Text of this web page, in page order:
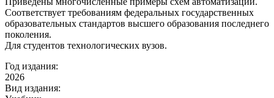
Соответствует требованиям федеральных государственных
образовательных стандартов высшего образования последнего
поколения.
Для студентов технологических вузов.
Год издания:
2026
Вид издания: